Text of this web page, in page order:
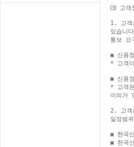
⑶ 고객
1. 고객
있습니
통보 요
▣ 신용
* 고객
▣ 신용
* 고객
이의가
2. 고객
일정범
▣ 한국
▣ 한국